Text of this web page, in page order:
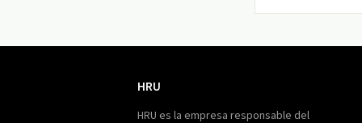
HRU
HRU es la empresa responsable del